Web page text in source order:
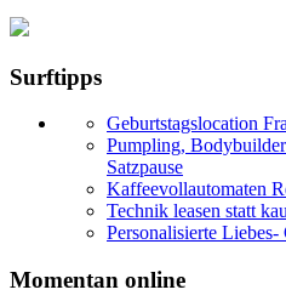
Surftipps
Geburtstagslocation
Pumpling,
Satzpause
Kaffeevollautomaten
Technik leasen statt
Personalisierte Liebes-
Momentan online